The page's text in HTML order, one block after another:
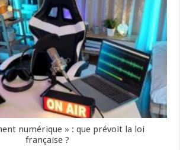
numérique » : que prévoit la loi
française ?